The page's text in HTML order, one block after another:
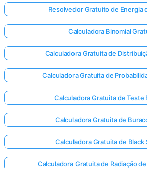
Resolvedor Gratuito de Energia
Calculadora Binomial
Calculadora Gratuita de
Calculadora Gratuita de
Calculadora Gratuita de Teste
Calculadora Gratuita de
Calculadora Gratuita de Black
Calculadora Gratuita de Radiação